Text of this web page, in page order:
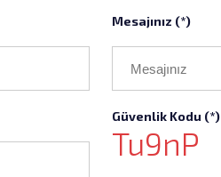
Mesajınız (*)
Güvenlik Kodu (*)
Tu9nP